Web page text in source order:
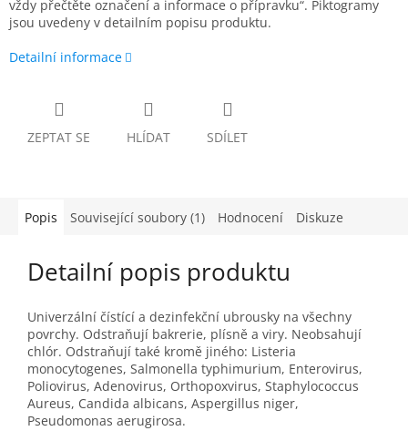
vždy přečtěte označení a informace o přípravku“. Piktogramy
jsou uvedeny v detailním popisu produktu.
Detailní informace
ZEPTAT SE HLÍDAT SDÍLET
Popis Související soubory (1) Hodnocení Diskuze
Detailní popis produktu
Univerzální čístící a dezinfekční ubrousky na všechny
povrchy. Odstraňují bakrerie, plísně a viry. Neobsahují
chlór. Odstraňují také kromě jiného: Listeria
monocytogenes, Salmonella typhimurium, Enterovirus,
Poliovirus, Adenovirus, Orthopoxvirus, Staphylococcus
Aureus, Candida albicans, Aspergillus niger,
Pseudomonas aerugirosa.